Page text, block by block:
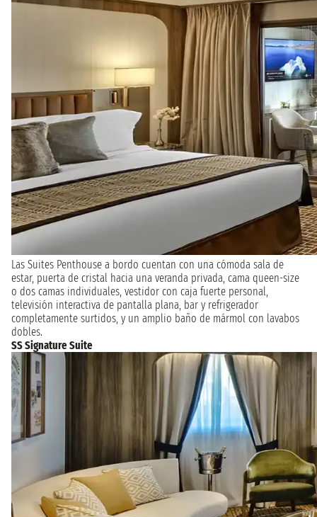
Las Suites Penthouse a bordo cuentan con una cómoda sala de
estar, puerta de cristal hacia una veranda privada, cama queen-size
o dos camas individuales, vestidor con caja fuerte personal,
televisión interactiva de pantalla plana, bar y refrigerador
completamente surtidos, y un amplio baño de mármol con lavabos
dobles.
SS Signature Suite